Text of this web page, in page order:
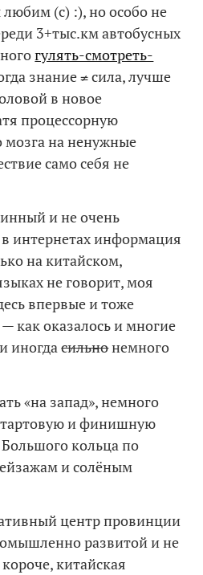
любим (c) :), но особо не
3+тыс.км автобусных
гулять-смотреть-
знание ≠ сила, лучше
в новое
процессорную
мозга на ненужные
само себя не
и не очень
интернетах информация
на китайском,
не говорит, моя
впервые и тоже
как оказалось и многие
иногдасильнонемного
«на запад», немного
и финишную
кольца по
и солёным
центр провинции
развитой и не
китайская